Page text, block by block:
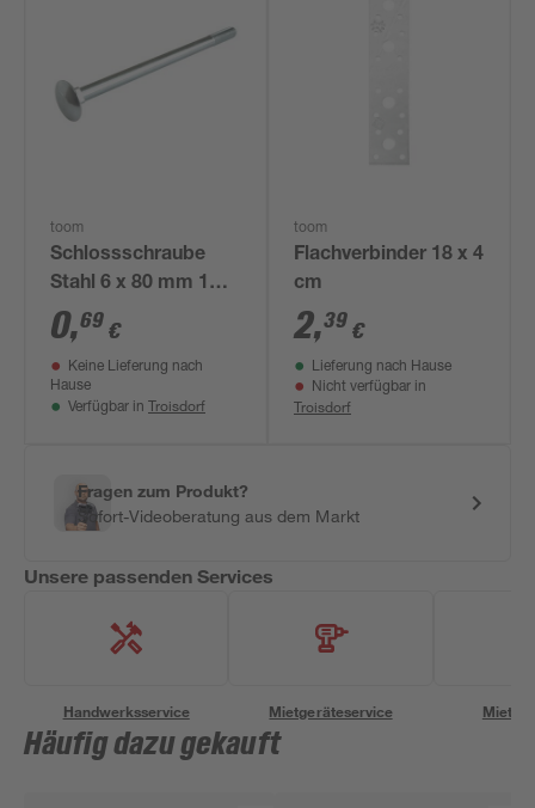
toom
Schlossschraube
Stahl 6 x 80 mm 1
Stück
0,69 €
Keine Lieferung nach
Hause
Verfügbar in Troisdorf
toom
Flachverbinder 18 x 4
cm
2,39 €
Lieferung nach Hause
Nicht verfügbar in
Troisdorf
Fragen zum Produkt?
Sofort-Videoberatung aus dem Markt
Unsere passenden Services
Handwerksservice Mietgeräteservice
Häufig dazu gekauft